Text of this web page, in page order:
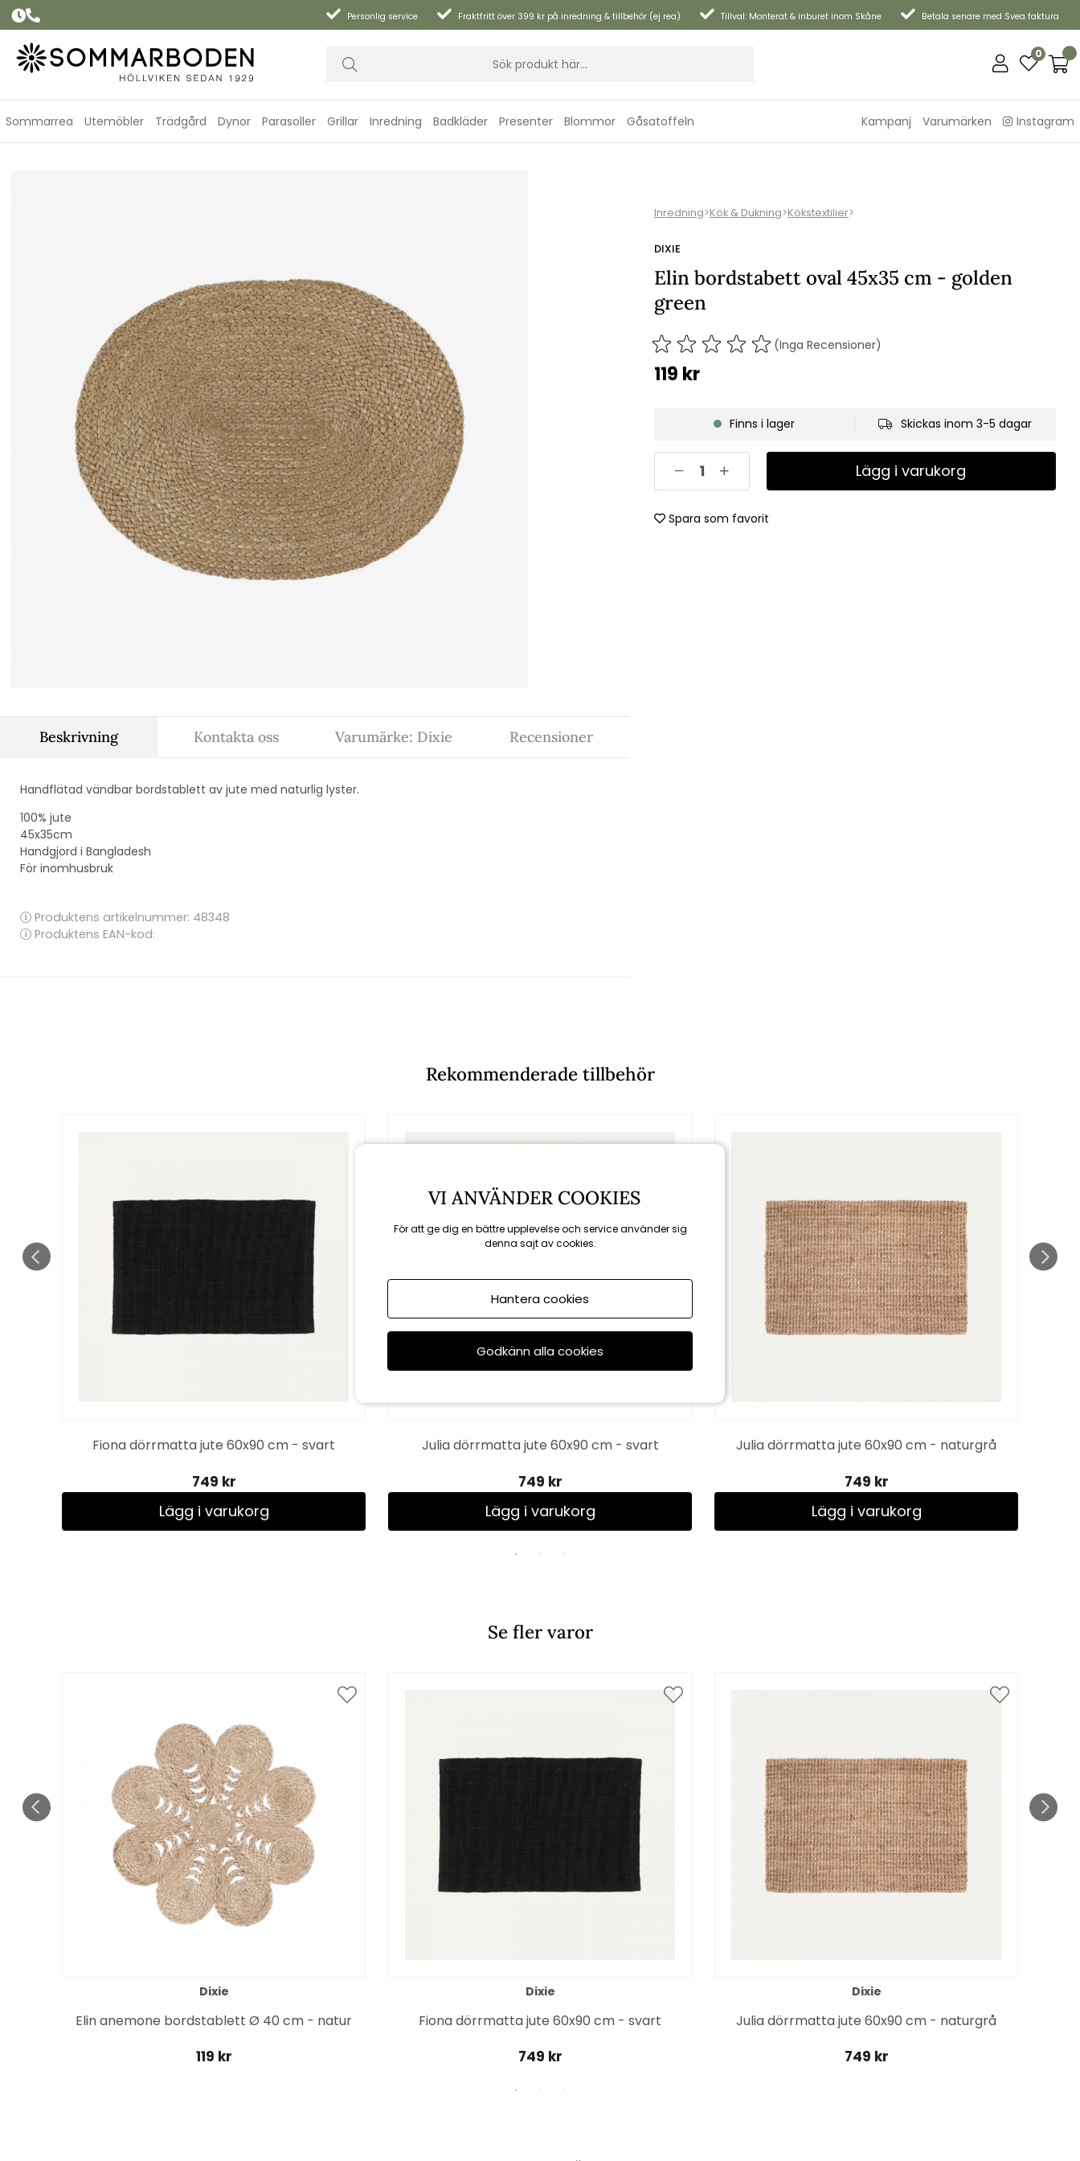
Personlig service Fraktfritt över 399 kr på inredning & tillbehör (ej rea) Tillval: Monterat & inburet inom Skåne Betala senare med Svea faktura
0
Sommarrea Utemöbler Trädgård Dynor Parasoller Grillar Inredning Badkläder Presenter Blommor Gåsatoffeln Kampanj Varumärken Instagram
Inredning>Kök & Dukning>Kökstextilier>
DIXIE
Elin bordstabett oval 45x35 cm - golden
green
(Inga Recensioner)
119 kr
Finns i lager Skickas inom 3-5 dagar
Lägg i varukorg
Spara som favorit
Beskrivning
Handflätad vändbar bordstablett av jute med naturlig lyster.
100% jute
45x35cm
Handgjord i Bangladesh
För inomhusbruk
Produktens artikelnummer: 48348
Produktens EAN-kod:
Kontakta oss Varumärke: Dixie Recensioner
Rekommenderade tillbehör
Fiona dörrmatta jute 60x90 cm - svart
749 kr
Lägg i varukorg
Julia dörrmatta jute 60x90 cm - svart
749 kr
Lägg i varukorg
Julia dörrmatta jute 60x90 cm - naturgrå
749 kr
Lägg i varukorg
Se fler varor
Dixie
Elin anemone bordstablett Ø 40 cm - natur
119 kr
Dixie
Fiona dörrmatta jute 60x90 cm - svart
749 kr
Dixie
Julia dörrmatta jute 60x90 cm - naturgrå
749 kr
VI ANVÄNDER COOKIES
För att ge dig en bättre upplevelse och service använder sig
denna sajt av cookies.
Hantera cookies
Godkänn alla cookies